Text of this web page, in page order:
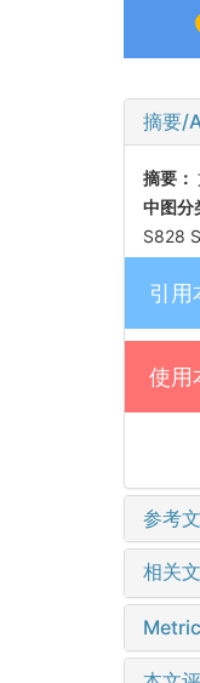
摘要/
摘要：
中图分
S828
引用
使用
参考
相关